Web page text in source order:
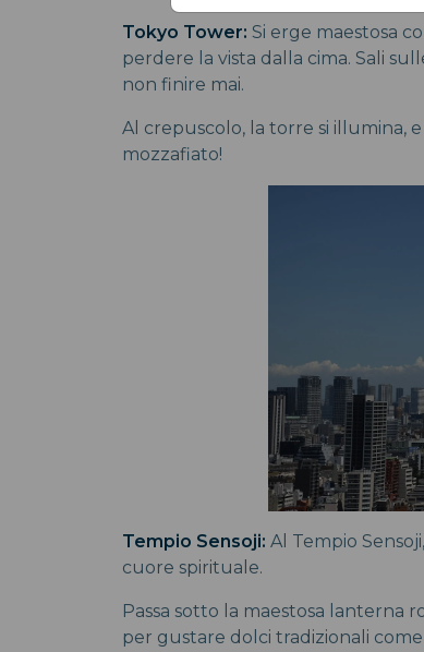
Tokyo Tower: Si erge maestosa
perdere la vista dalla cima. Sali
non finire mai.
Al crepuscolo, la torre si illumina,
mozzafiato!
Tempio Sensoji: Al Tempio
cuore spirituale.
Passa sotto la maestosa lanterna
per gustare dolci tradizionali